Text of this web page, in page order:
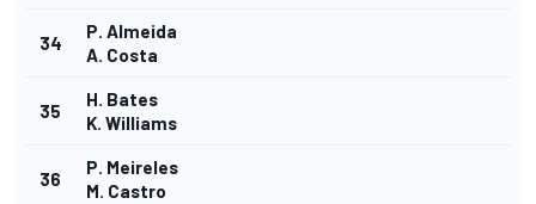
34
P. Almeida
A. Costa
35
H. Bates
K. Williams
36
P. Meireles
M. Castro